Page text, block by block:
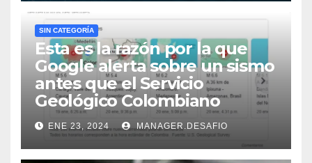
SIN CATEGORÍA
Esta es la razón por la que
Google alerta sobre un sismo
antes que el Servicio
Geológico Colombiano
ENE 23, 2024 MANAGER.DESAFIO